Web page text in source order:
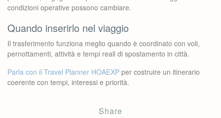
condizioni operative possono cambiare.
Quando inserirlo nel viaggio
Il trasferimento funziona meglio quando è coordinato con voli,
pernottamenti, attività e tempi reali di spostamento in città.
Parla con il Travel Planner HOAEXP per costruire un itinerario
coerente con tempi, interessi e priorità.
Share